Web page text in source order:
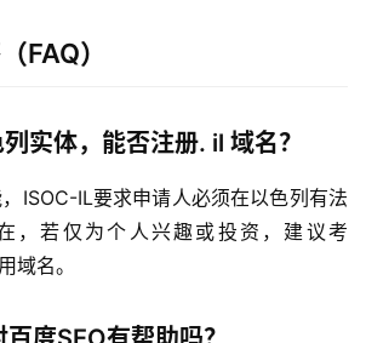
FAQ）
实体，能否注册. il 域名？
ISOC-IL要求申请人必须在以色列有法
，若仅为个人兴趣或投资，建议考
域名。